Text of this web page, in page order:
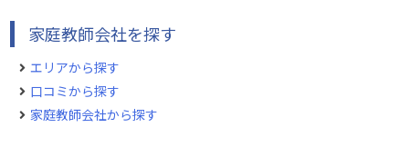
家庭教師会社を探す
エリアから探す
口コミから探す
家庭教師会社から探す